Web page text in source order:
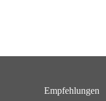
Empfehlungen